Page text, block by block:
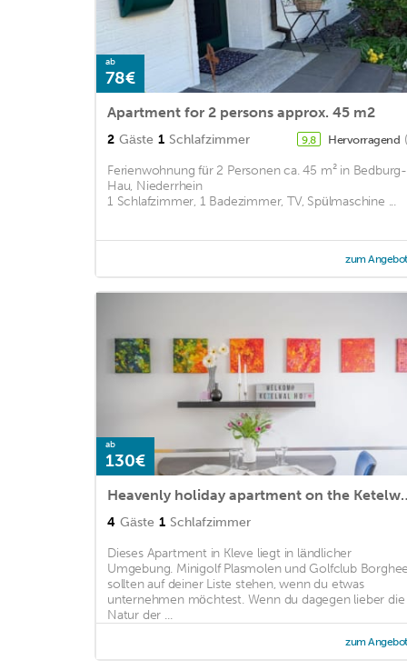
ab
78€
Apartment for 2 persons approx. 45 m2
2 Gäste 1 Schlafzimmer 9,8 Hervorragend
Ferienwohnung für 2 Personen ca. 45 m² in Bedburg-
Hau, Niederrhein
1 Schlafzimmer, 1 Badezimmer, TV, Spülmaschine ...
zum Angebot
ab
130€
Heavenly
4 Gäste 1 Schlafzimmer
Dieses Apartment in Kleve liegt in ländlicher
Umgebung. Minigolf Plasmolen und Golfclub
sollten auf deiner Liste stehen, wenn du etwas
unternehmen möchtest. Wenn du dagegen lieber die
Natur der ...
zum Angebot